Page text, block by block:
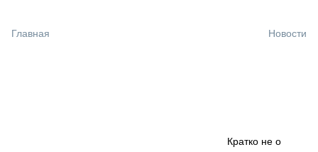
Главная Новости
Кратко не о